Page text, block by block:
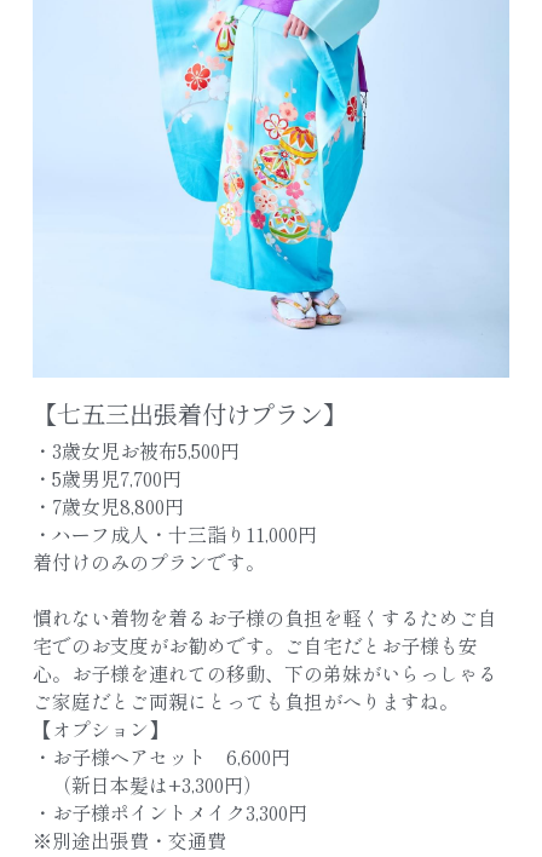
【七五三出張着付けプラン】
・3歳女児お被布5,500円
・5歳男児7,700円
・7歳女児8,800円
・ハーフ成人・十三詣り11,000円
着付けのみのプランです。
慣れない着物を着るお子様の負担を軽くするためご自
宅でのお支度がお勧めです。ご自宅だとお子様も安
心。お子様を連れての移動、下の弟妹がいらっしゃる
ご家庭だとご両親にとっても負担がへりますね。
【オプション】
・お子様ヘアセット　6,600円
（新日本髪は+3,300円）
・お子様ポイントメイク3,300円
※別途出張費・交通費